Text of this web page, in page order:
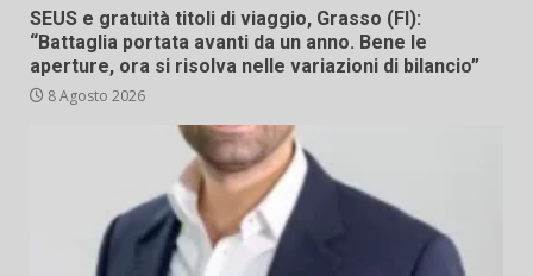
SEUS e gratuità titoli di viaggio, Grasso (FI):
“Battaglia portata avanti da un anno. Bene le
aperture, ora si risolva nelle variazioni di bilancio”
8 Agosto 2026